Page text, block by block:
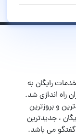
با هدف ارائه خدمات رایگان به
راه اندازی شد.
و بروزترین
، جدیدترین
می باشد.